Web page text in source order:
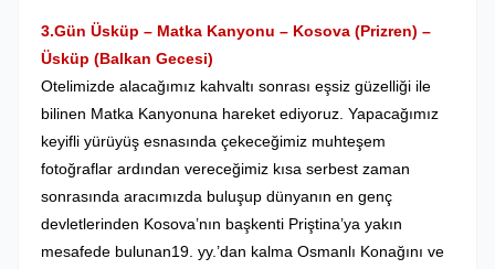
3.Gün Üsküp – Matka Kanyonu – Kosova (Prizren) –
Üsküp (Balkan Gecesi)
Otelimizde alacağımız kahvaltı sonrası eşsiz güzelliği ile
bilinen Matka Kanyonuna hareket ediyoruz. Yapacağımız
keyifli yürüyüş esnasında çekeceğimiz muhteşem
fotoğraflar ardından vereceğimiz kısa serbest zaman
sonrasında aracımızda buluşup dünyanın en genç
devletlerinden Kosova’nın başkenti Priştina’ya yakın
mesafede bulunan19. yy.’dan kalma Osmanlı Konağını ve